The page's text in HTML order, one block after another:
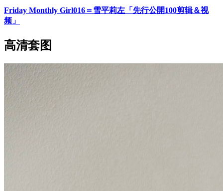
Friday Monthly Girl016＝雪平莉左「先行公開100剪辑＆视
频」
高清套图